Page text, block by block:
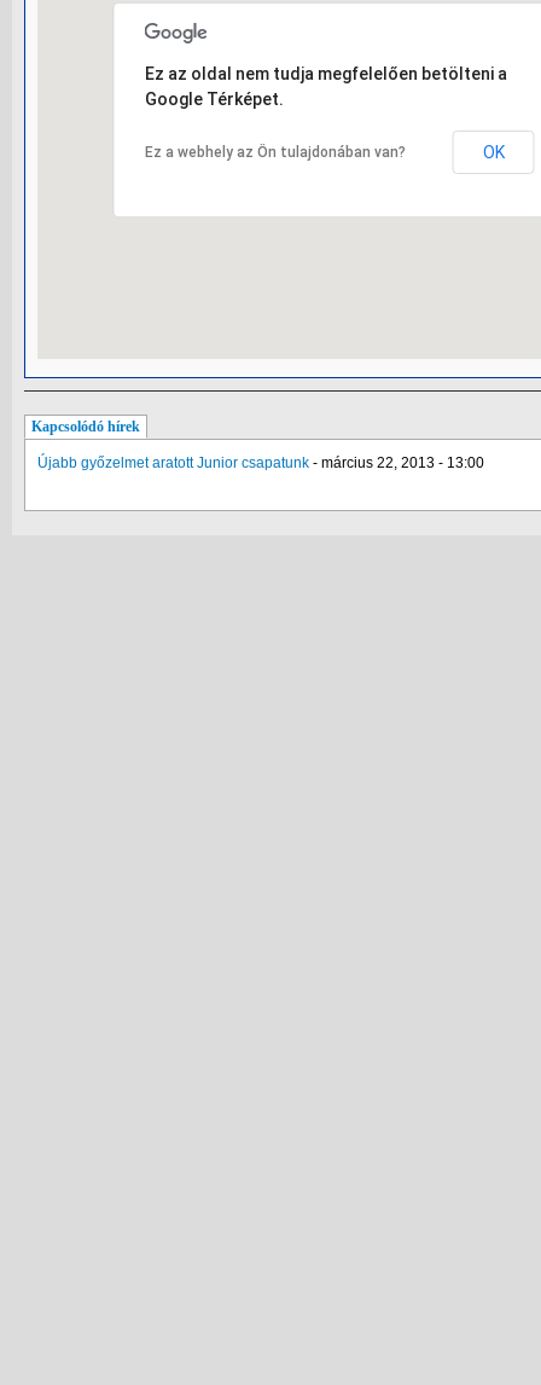
Ez az oldal nem tudja megfelelően betölteni a
Google Térképet.
Ez a webhely az Ön tulajdonában van? OK
Kapcsolódó hírek
Újabb győzelmet aratott Junior csapatunk - március 22, 2013 - 13:00